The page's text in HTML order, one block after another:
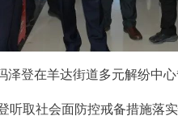
登在羊达街道多元解纷中心
取社会面防控戒备措施落实